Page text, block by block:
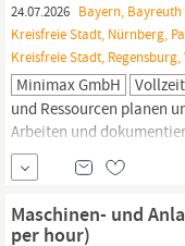
24.07.2026 Bayern,
Kreisfreie Stadt, Nürnberg,
Kreisfreie Stadt,
Minimax GmbH Vollzeit
und Ressourcen planen
Arbeiten und
einem digi­talen System.
finden Sie praktikable
Maschinen- und
per hour)